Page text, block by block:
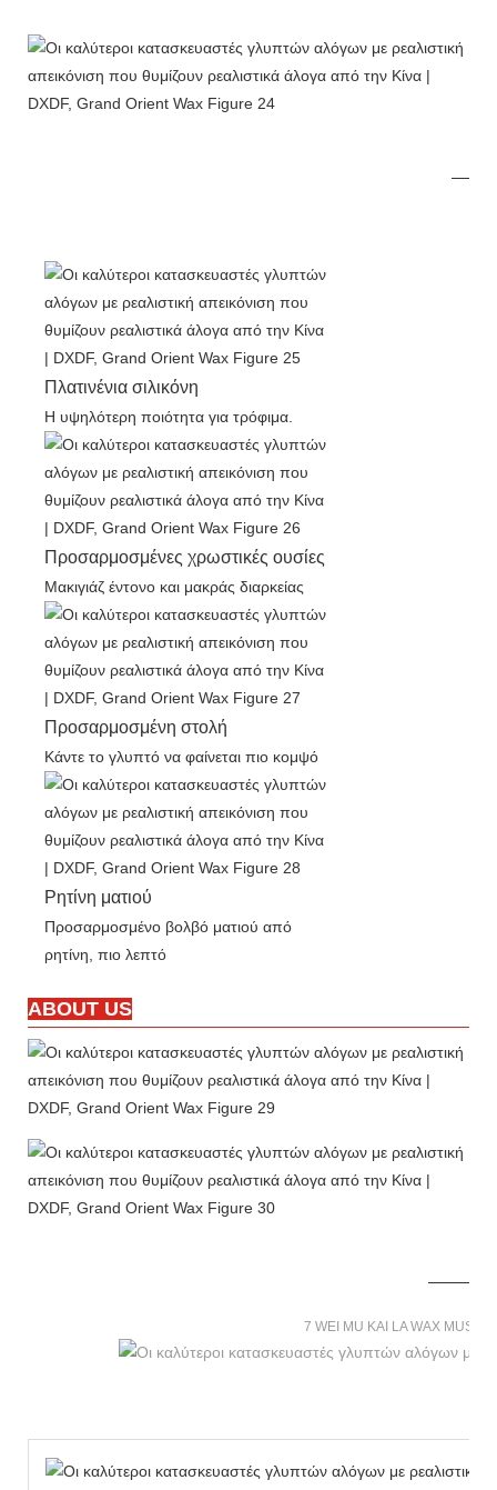
Πλατινένια σιλικόνη
Η υψηλότερη ποιότητα για τρόφιμα.
Προσαρμοσμένες χρωστικές ουσίες
Μακιγιάζ έντονο και μακράς διαρκείας
Προσαρμοσμένη στολή
Κάντε το γλυπτό να φαίνεται πιο κομψό
Ρητίνη ματιού
Προσαρμοσμένο βολβό ματιού από
ρητίνη, πιο λεπτό
ABOUT US
7 WEI MU KAI LA WAX